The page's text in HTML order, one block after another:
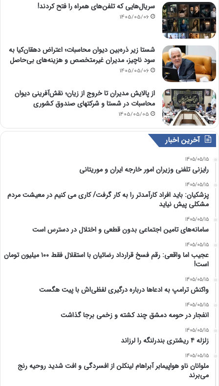
سریال‌هایی که تلفن‌های همراه را فتح کردند!
1405/05/06
شستا زیر ذره‌بین دیوان محاسبات؛ اعتراض دهقان‌کیا به
سود ناچیز، مدیران غیرمتخصص و هزینه‌های بی‌حاصل
1405/05/06
از پالایش مدیران تا خروج از زیان؛ نقش‌آفرینی دیوان
محاسبات در شستا و شرکتهای صندوق کشوری
1405/05/05
آخرین اخبار
1405/05/15
رایزنی تلفنی وزیران امور خارجه ایران و موریتانی
1405/05/15
پزشکیان: باید افراد کارآمدتر را به کار گرفت/ کاری می کنیم در معیشت مردم
مشکلی پیش نیاید
1405/05/15
سامانه‌های تامین اجتماعی بدون قطعی و اختلال در دسترس است
1405/05/15
عجیب اما واقعی: رقم فسخ قرارداد رضائیان با استقلال فقط ۱۰۰ میلیون تومان
است!
1405/05/15
واکنش ترامپ به ادعاها درباره درگیری لفظی‌اش با پیت هگست
1405/05/15
انفجار در حومه دمشق چند کشته و زخمی برجا گذاشت
1405/05/15
زلزله ۴ ریشتری بندرلنگه را لرزاند
1405/05/15
ملوانان ناو هواپیمابر آبراهام لینکلن از افسردگی و افت شدید روحیه رنج
می‌برند